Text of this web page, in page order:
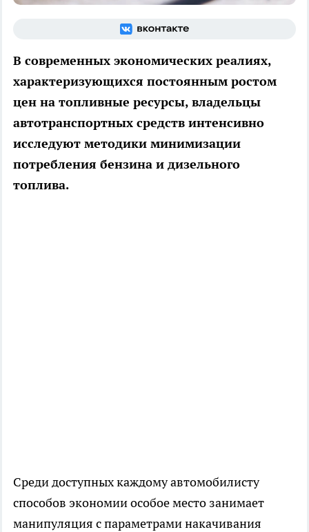
В современных экономических реалиях,
характеризующихся постоянным ростом
цен на топливные ресурсы, владельцы
автотранспортных средств интенсивно
исследуют методики минимизации
потребления бензина и дизельного
топлива.
Среди доступных каждому автомобилисту
способов экономии особое место занимает
манипуляция с параметрами накачивания